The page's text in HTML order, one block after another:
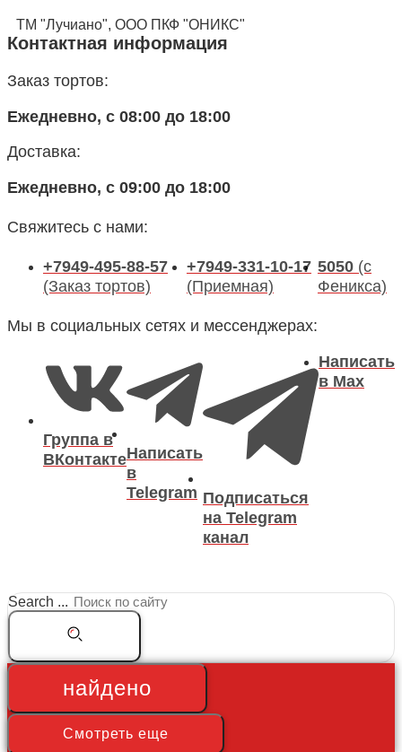
ТМ "Лучиано", ООО ПКФ "ОНИКС"
Контактная информация
Заказ тортов:
Ежедневно, с 08:00 до 18:00
Доставка:
Ежедневно, с 09:00 до 18:00
Свяжитесь с нами:
+7949-495-88-57
(Заказ тортов)
+7949-331-10-17
(Приемная)
5050 (с
Феникса)
Мы в социальных сетях и мессенджерах:
Группа в
ВКонтактеНаписать
в
Telegram Подписаться
на Telegram
канал
Написать
в Max
Search ...
найдено
Смотреть еще